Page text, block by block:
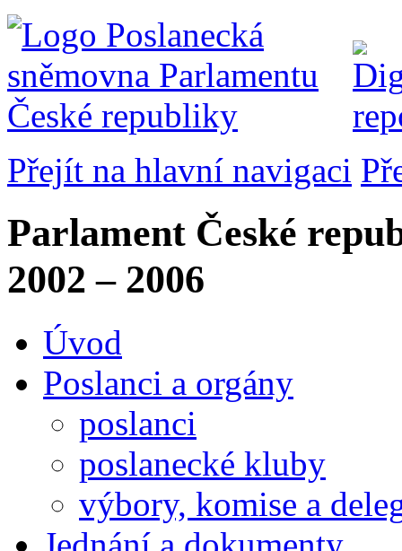
Přejít na hlavní navigaci
Parlament České
2002 – 2006
Úvod
Poslanci a orgány
poslanci
poslanecké kluby
výbory, komise a